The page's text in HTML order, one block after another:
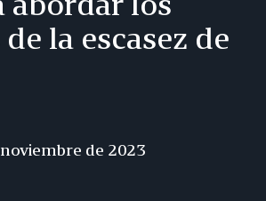
la escasez de
de 2023